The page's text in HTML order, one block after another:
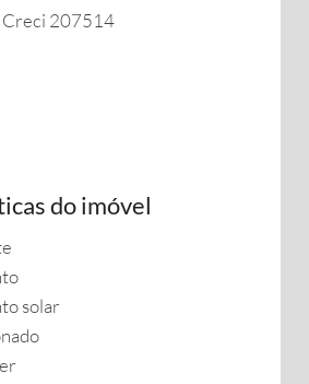
Creci 207514
do imóvel
solar